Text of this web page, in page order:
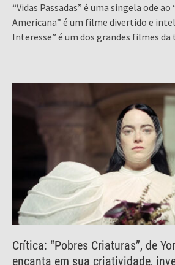
“Vidas Passadas” é uma singela ode ao
Americana” é um filme divertido e
Interesse” é um dos grandes filmes
Crítica: “Pobres Criaturas”, de
encanta em sua criatividade,